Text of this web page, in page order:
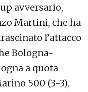
avversario,
Martini, che ha
l’attacco
Bologna-
a quota
500 (3-3),